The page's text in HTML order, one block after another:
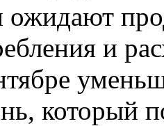
ожидают
и
который